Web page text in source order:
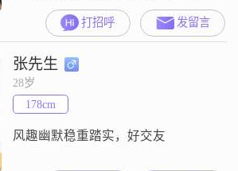
姓现在机关3年，不染官僚习气权力
不大，但求恪尽职守余钱不多，可
以丰衣足食陋室一所，温馨舒适轻
车一台，便捷灵活父母古稀，健康
愉快兄弟四人，各安其所儿子九
岁，随母在哈僻居边城，怡然自得
我心目中理想的爱情是，彼此都把
对方当成孩子，因为只有对孩子的
打招呼 发留言
张先生
28岁
178cm
风趣幽默稳重踏实，好交友